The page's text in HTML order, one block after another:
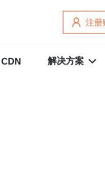
注册
CDN 解决方案